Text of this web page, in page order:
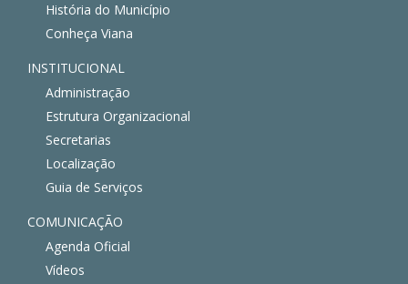
História do Município
Conheça Viana
INSTITUCIONAL
Administração
Estrutura Organizacional
Secretarias
Localização
Guia de Serviços
COMUNICAÇÃO
Agenda Oficial
Vídeos